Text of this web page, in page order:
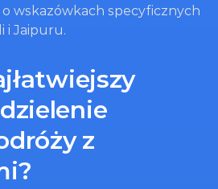
wskazówkach specyficznych
i Jaipuru.
z